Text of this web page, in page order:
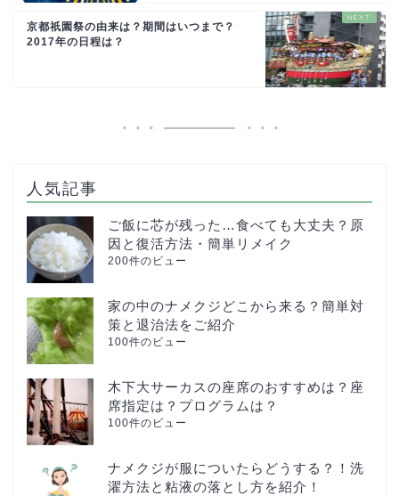
京都祇園祭の由来は？期間はいつまで？
2017年の日程は？
人気記事
ご飯に芯が残った…食べても大丈夫？原
因と復活方法・簡単リメイク
200件のビュー
家の中のナメクジどこから来る？簡単対
策と退治法をご紹介
100件のビュー
木下大サーカスの座席のおすすめは？座
席指定は？プログラムは？
100件のビュー
ナメクジが服についたらどうする？！洗
濯方法と粘液の落とし方を紹介！